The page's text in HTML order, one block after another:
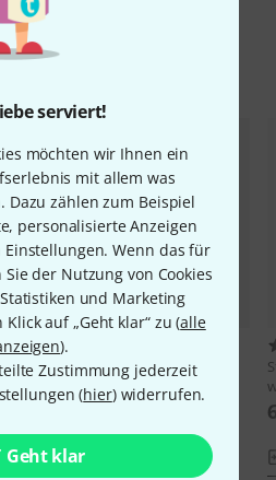
serviert!
möchten wir Ihnen ein
mit allem was
Dazu zählen zum Beispiel
personalisierte Anzeigen
Wenn das für
der Nutzung von Cookies
und Marketing
auf „Geht klar“ zu (alle
).
Zustimmung jederzeit
(hier) widerrufen.
Geht klar
StairvilleBarndoor for PAR 30
7,90 €
Vergleichen